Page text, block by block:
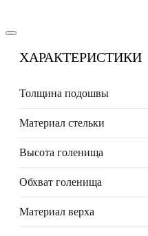
ХАРАКТЕРИСТИКИ
Толщина подошвы
Материал стельки
Высота голенища
Обхват голенища
Материал верха